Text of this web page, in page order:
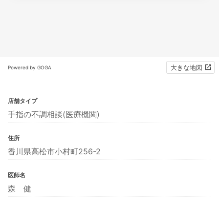
Powered by GOGA 大きな地図
店舗タイプ
手指の不調相談(医療機関)
住所
香川県高松市小村町256-2
医師名
森 健